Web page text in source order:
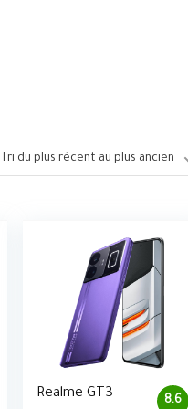
Tri du plus récent au plus ancien
8.6
Realme GT3